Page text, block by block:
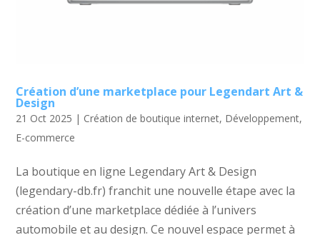
Création d’une marketplace pour Legendart Art &
Design
21 Oct 2025 | Création de boutique internet, Développement,
E-commerce
La boutique en ligne Legendary Art & Design
(legendary-db.fr) franchit une nouvelle étape avec la
création d’une marketplace dédiée à l’univers
automobile et au design. Ce nouvel espace permet à